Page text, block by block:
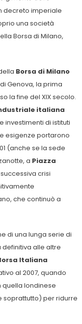
decreto imperiale
una società
Borsa di Milano,
Borsa di Milano
Genova, la prima
la fine del XIX secolo.
italiana
investimenti di istituti
esigenze portarono
(anche se la sede
a Piazza
crisi
che continuò a
di una lunga serie di
definitiva alle altre
Italiana
al 2007, quando
quella londinese
soprattutto) per ridurre